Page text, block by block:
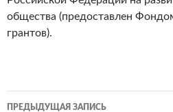
общества (предоставлен
грантов).
Навигация
ПРЕДЫДУЩАЯ ЗАПИСЬ